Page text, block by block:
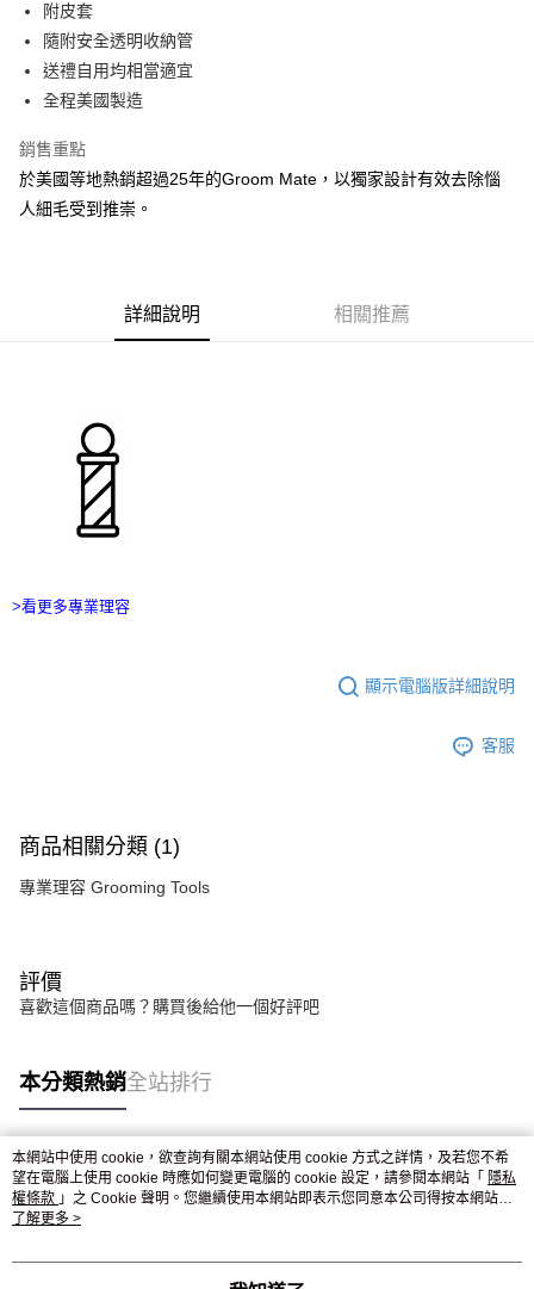
便利好安心！
１．簡單：不需註冊會員、不需綁卡、不需儲值。
３．安心：先確認商品／服務後，再付款。
１．於結帳方式選擇「AFTEE先享後付」後，將跳轉至「AFTEE先享後付」
結帳頁面，進行簡訊認證並確認金額後，即可完成結帳。
２．訂單成立數日內，您將收到繳費通知簡訊。
３．收到繳費通知簡訊後14天內，點擊此簡訊中的連結，可透過四大超商／
※ 交易是否成功請以「AFTEE先享後付 」之結帳頁面顯示為準，若有關於
１．透過由恩沛科技股份有限公司提供之「AFTEE先享後付」服務完成之交
易，需依本服務之必要範圍內提供個人資料，並將交易相關給付款項請求債
權轉讓予恩沛科技股份有限公司。
２．關於個人資料處理事宜，請瀏覽以下網址：
https://aftee.tw/terms/#terms3
３．未成年的使用者請事先徵得法定代理人或監護人之同意方可使用
時審查核予不同之上限額度；若仍有額度不足之情形，本公司將視審查結果
恩沛科技股份有限公司將有權停止該用戶之使用額度並採取法律行動。
運送方式
全家付款取貨
7-11付款取貨
每筆NT$60，滿NT$2,500(含以上)免運費
附皮套
隨附安全透明收納管
送禮自用均相當適宜
全程美國製造
銷售重點
於美國等地熱銷超過25年的Groom Mate，以獨家設計有效去除惱
人細毛受到推崇。
詳細說明 相關推薦
>看更多專業理容
顯示電腦版詳細說明
客服
商品相關分類 (1)
專業理容 Grooming Tools
評價
喜歡這個商品嗎？購買後給他一個好評吧
本分類熱銷全站排行
熱門標籤
本網站中使用 cookie，欲查詢有關本網站使用 cookie 方式之詳情，及若您不希
望在電腦上使用 cookie 時應如何變更電腦的 cookie 設定，請參閱本網站「 隱私
權條款 」之 Cookie 聲明。您繼續使用本網站即表示您同意本公司得按本網站使
用條款之 Cookie 聲明使用 cookie。
了解更多 >